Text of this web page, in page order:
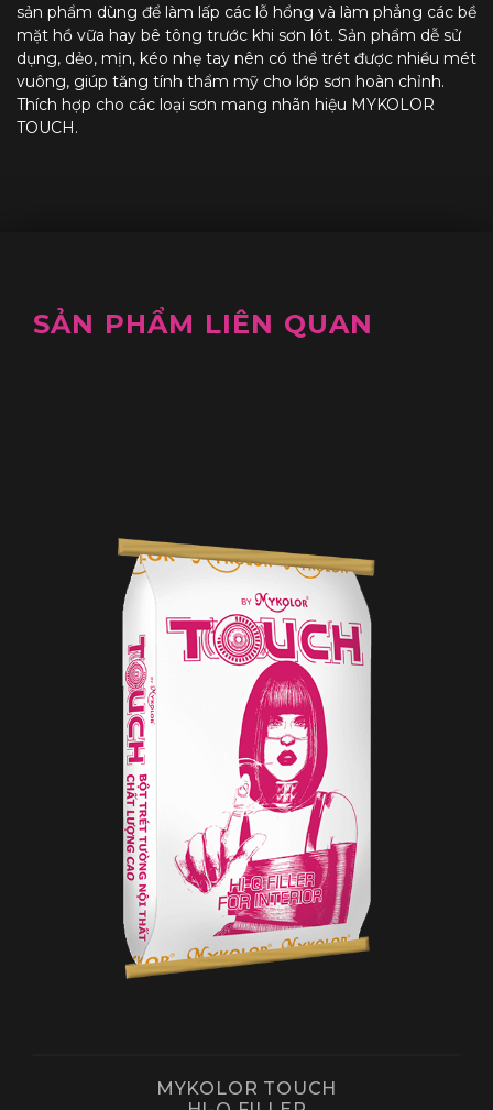
sản phẩm dùng để làm lấp các lỗ hổng và làm phẳng các bề
mặt hồ vữa hay bê tông trước khi sơn lót. Sản phẩm dễ sử
dụng, dẻo, mịn, kéo nhẹ tay nên có thể trét được nhiều mét
vuông, giúp tăng tính thẩm mỹ cho lớp sơn hoàn chỉnh.
Thích hợp cho các loại sơn mang nhãn hiệu MYKOLOR
TOUCH.
SẢN PHẨM LIÊN QUAN
MYKOLOR TOUCH